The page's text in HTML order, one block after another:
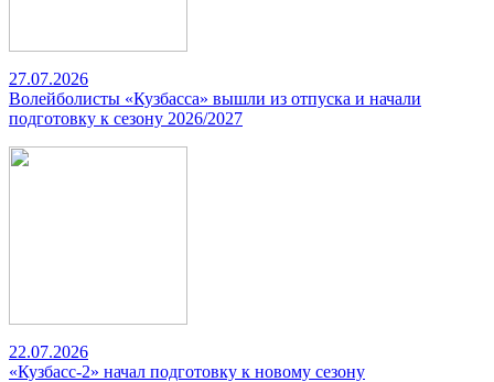
27.07.2026
Волейболисты «Кузбасса» вышли из отпуска и начали
подготовку к сезону 2026/2027
22.07.2026
«Кузбасс-2» начал подготовку к новому сезону